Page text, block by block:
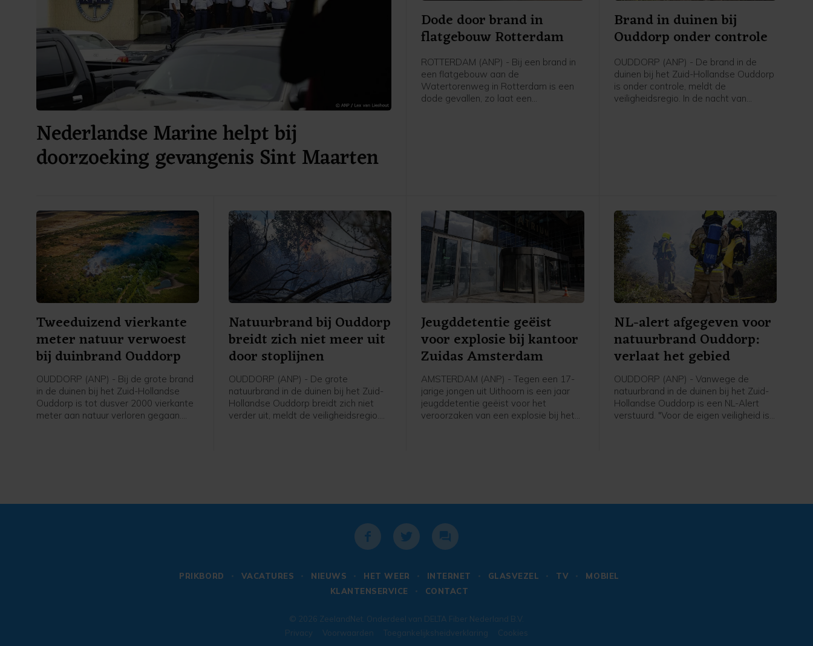
Nederlandse Marine helpt bij
doorzoeking gevangenis Sint Maarten
Dode door brand in
flatgebouw Rotterdam
ROTTERDAM (ANP) - Bij een brand in
een flatgebouw aan de
Watertorenweg in Rotterdam is een
dode gevallen, zo laat een
Brand in duinen bij
Ouddorp onder controle
OUDDORP (ANP) - De brand in de
duinen bij het Zuid-Hollandse Ouddorp
is onder controle, meldt de
veiligheidsregio. In de nacht van
Tweeduizend vierkante
meter natuur verwoest
bij duinbrand Ouddorp
OUDDORP (ANP) - Bij de grote brand
in de duinen bij het Zuid-Hollandse
Ouddorp is tot dusver 2000 vierkante
meter aan natuur verloren gegaan.
Natuurbrand bij Ouddorp
breidt zich niet meer uit
door stoplijnen
OUDDORP (ANP) - De grote
natuurbrand in de duinen bij het Zuid-
Hollandse Ouddorp breidt zich niet
verder uit, meldt de veiligheidsregio.
Jeugddetentie geëist
voor explosie bij kantoor
Zuidas Amsterdam
AMSTERDAM (ANP) - Tegen een 17-
jarige jongen uit Uithoorn is een jaar
jeugddetentie geëist voor het
veroorzaken van een explosie bij het
NL-alert afgegeven voor
natuurbrand Ouddorp:
verlaat het gebied
OUDDORP (ANP) - Vanwege de
natuurbrand in de duinen bij het Zuid-
Hollandse Ouddorp is een NL-Alert
verstuurd. "Voor de eigen veiligheid is
PRIKBORD VACATURES NIEUWS HET WEER INTERNET GLASVEZEL TV
MOBIEL
KLANTENSERVICE
CONTACT
© 2026 ZeelandNet . Onderdeel van DELTA Fiber Nederland B.V.
Privacy
Voorwaarden Toegankelijksheidverklaring Cookies